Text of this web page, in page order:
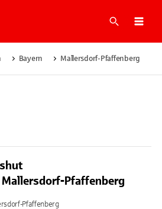
Suche
Bayern Mallersdorf-Pfaffenberg
Pfaffenberg
Pfaffenberg